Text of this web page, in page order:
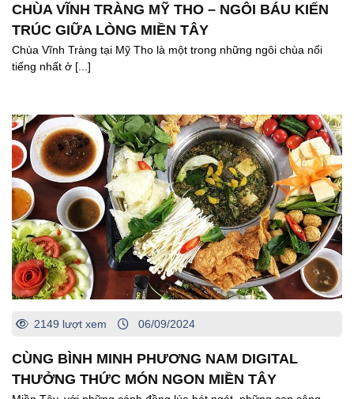
CHÙA VĨNH TRÀNG MỸ THO – NGÔI BÁU KIẾN
TRÚC GIỮA LÒNG MIỀN TÂY
Chùa Vĩnh Tràng tại Mỹ Tho là một trong những ngôi chùa nổi
tiếng nhất ở [...]
2149 lượt xem 06/09/2024
CÙNG BÌNH MINH PHƯƠNG NAM DIGITAL
THƯỞNG THỨC MÓN NGON MIỀN TÂY